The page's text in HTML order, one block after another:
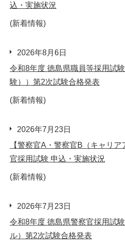
込・実施状況
(新着情報)
2026年8月6日
令和8年度 徳島県職員等採用試
験））第2次試験合格発表
(新着情報)
2026年7月23日
【警察官A・警察官B（キャリ
官採用試験 申込・実施状況
(新着情報)
2026年7月23日
令和8年度 徳島県警察官採用試
ル）第2次試験合格発表